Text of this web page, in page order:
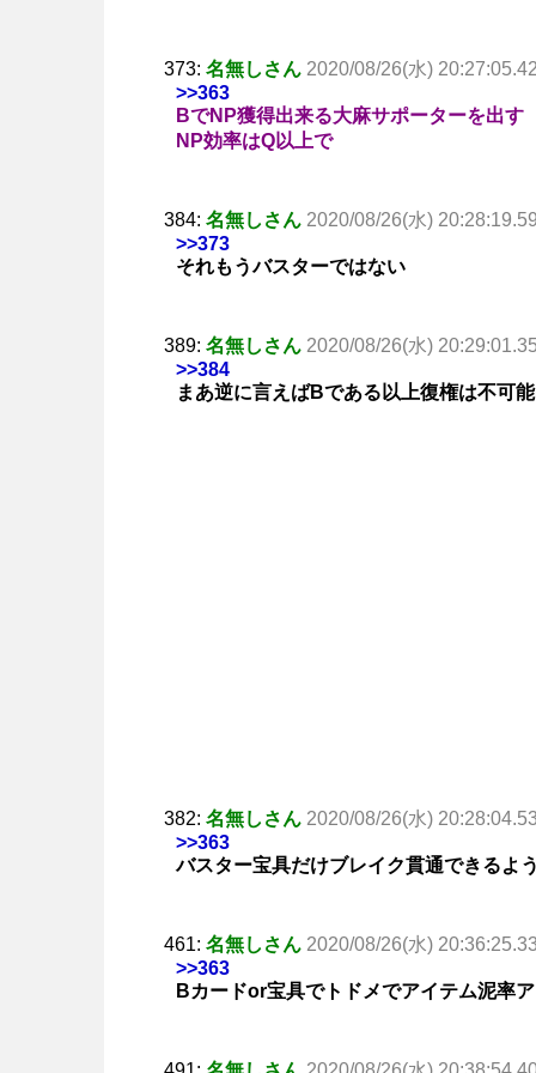
373: 名無しさん 2020/08/26(水)
>>363
BでNP獲得出来る大麻サポーターを出す
NP効率はQ以上で
384: 名無しさん 2020/08/26(水)
>>373
それもうバスターではない
389: 名無しさん 2020/08/26(水)
>>384
まあ逆に言えばBである以上復権は不可
382: 名無しさん 2020/08/26(水)
>>363
バスター宝具だけブレイク貫通できるよ
461: 名無しさん 2020/08/26(水)
>>363
Bカードor宝具でトドメでアイテム泥率